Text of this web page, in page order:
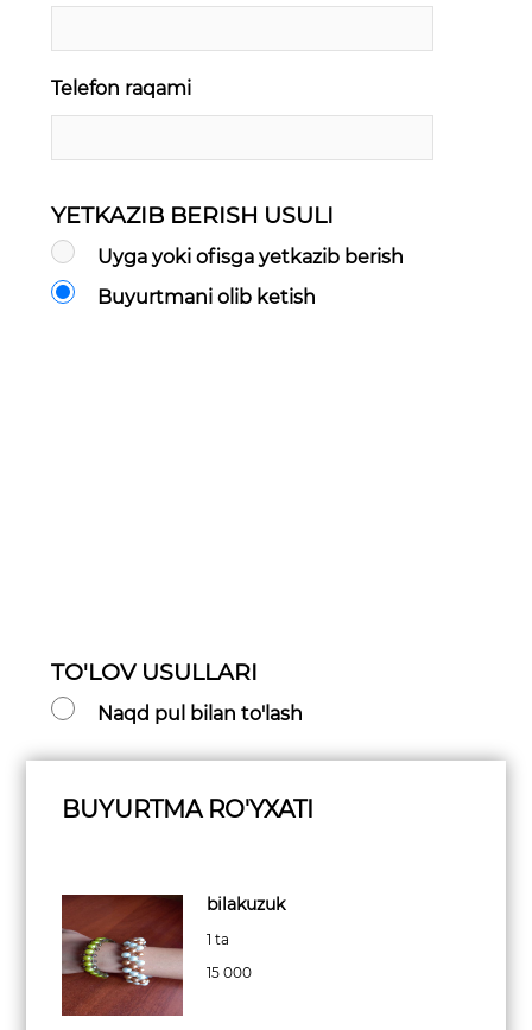
Telefon raqami
YETKAZIB BERISH USULI
Uyga yoki ofisga yetkazib berish
Buyurtmani olib ketish
TO'LOV USULLARI
Naqd pul bilan to'lash
BUYURTMA RO'YXATI
bilakuzuk
1 ta
15 000